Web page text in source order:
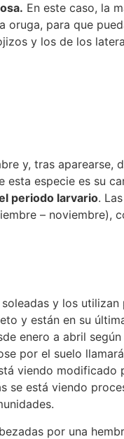
En este caso, la
oruga, para que
y los de los
y, tras aparearse,
esta especie es su
periodo larvario.
– noviembre),
y los
y están en su
enero a abril
por el suelo
viendo
se está viendo
por una